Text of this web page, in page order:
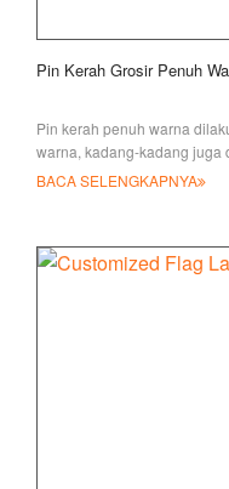
Pin Kerah Grosir Penuh
Pin kerah penuh warna
warna, kadang-kadang juga
pencetakan offset,
BACA SELENGKAPNYA